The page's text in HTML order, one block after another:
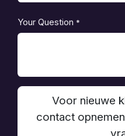
Your Question *
Voor nieuwe
contact